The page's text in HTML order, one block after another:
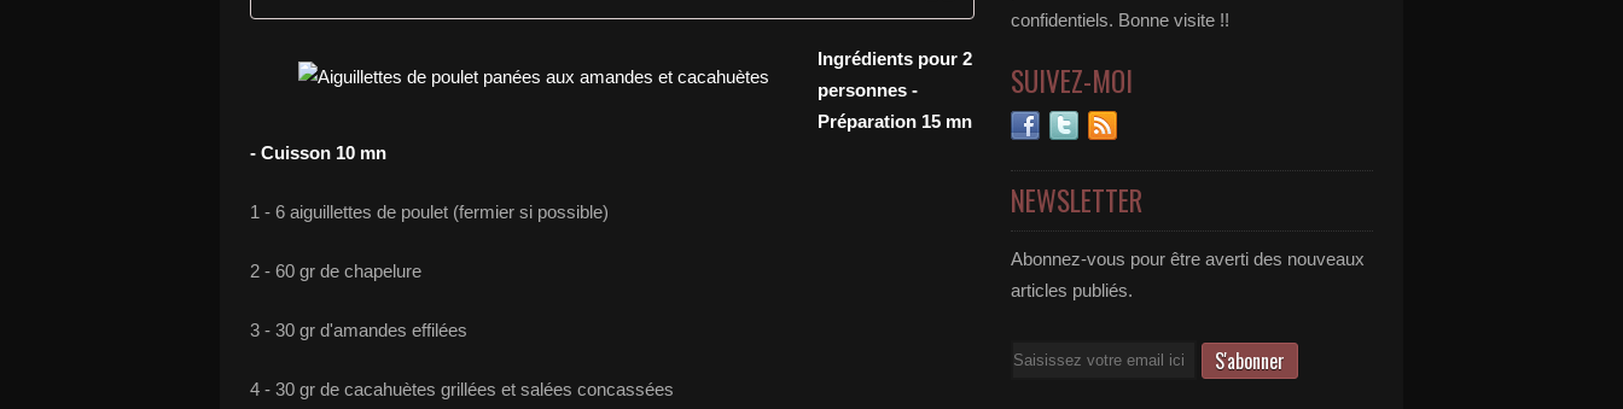
Ingrédients pour 2
personnes -
Préparation 15 mn
- Cuisson 10 mn
1 - 6 aiguillettes de poulet (fermier si possible)
2 - 60 gr de chapelure
3 - 30 gr d'amandes effilées
4 - 30 gr de cacahuètes grillées et salées concassées
confidentiels. Bonne visite !!
SUIVEZ-MOI
NEWSLETTER
Abonnez-vous pour être averti des nouveaux
articles publiés.
Email